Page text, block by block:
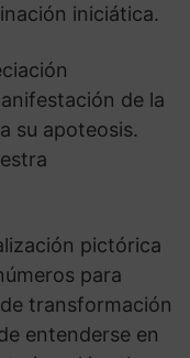
iniciática.
de la
su apoteosis.
pictórica
para
transformación
entenderse en